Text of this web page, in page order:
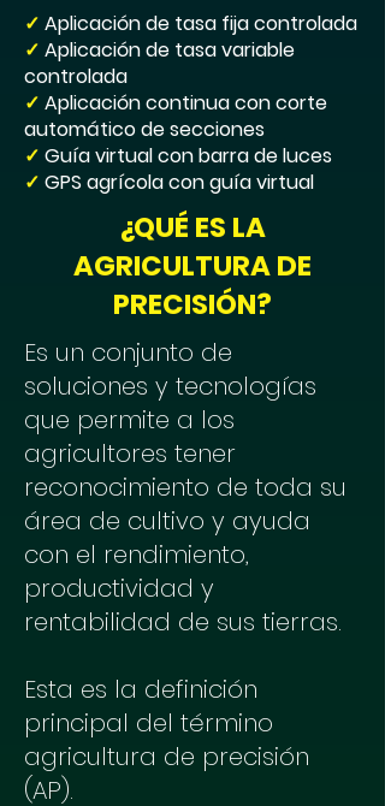
✓ Aplicación de tasa fija controlada
✓ Aplicación de tasa variable
controlada
✓ Aplicación continua con corte
automático de secciones
✓ Guía virtual con barra de luces
✓ GPS agrícola con guía virtual
¿QUÉ ES LA
AGRICULTURA DE
PRECISIÓN?
Es un conjunto de
soluciones y tecnologías
que permite a los
agricultores tener
reconocimiento de toda su
área de cultivo y ayuda
con el rendimiento,
productividad y
rentabilidad de sus tierras.
Esta es la definición
principal del término
agricultura de precisión
(AP).